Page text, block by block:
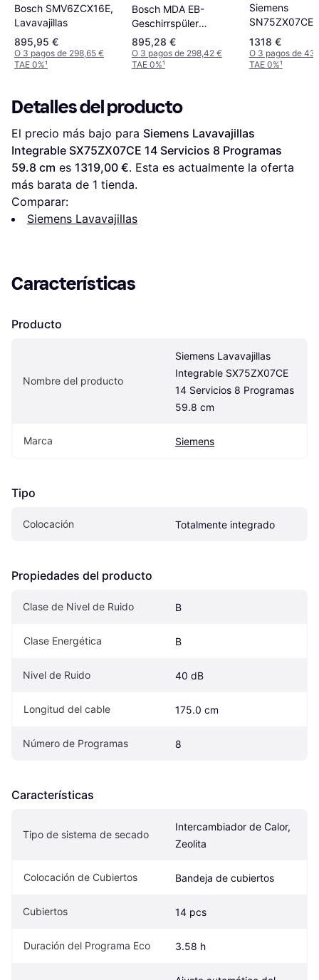
Bosch SMV6ZCX16E,
Lavavajillas
895,95 €
O 3 pagos de 298,65 €
TAE 0%¹
Bosch MDA EB-
Geschirrspüler
SBV6ZCX16E
895,28 €
O 3 pagos de 298,42 €
TAE 0%¹
Siemens
SN75ZX07CE
Servicios 60
1318 €
O 3 pagos de
TAE 0%¹
Detalles del producto
El precio más bajo para Siemens Lavavajillas
Integrable SX75ZX07CE 14 Servicios 8 Programas
59.8 cm es 1319,00 €. Esta es actualmente la oferta
más barata de 1 tienda.
Comparar:
Siemens Lavavajillas
Características
Producto
Nombre del producto
Siemens Lavavajillas
Integrable SX75ZX07CE
14 Servicios 8 Programas
59.8 cm
Marca Siemens
Tipo
Colocación Totalmente integrado
Propiedades del producto
Clase de Nivel de Ruido B
Clase Energética B
Nivel de Ruido 40 dB
Longitud del cable 175.0 cm
Número de Programas 8
Características
Tipo de sistema de secado
Intercambiador de Calor,
Zeolita
Colocación de Cubiertos Bandeja de cubiertos
Cubiertos 14 pcs
Duración del Programa Eco 3.58 h